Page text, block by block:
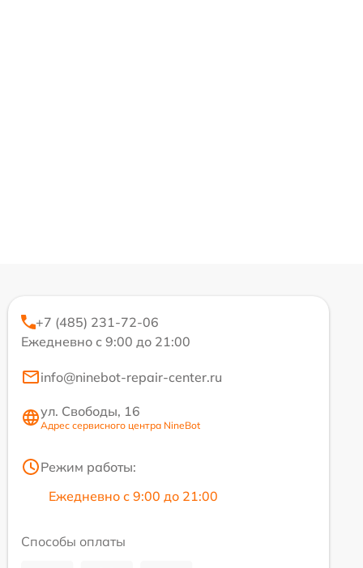
+7 (485) 231-72-06
Ежедневно с 9:00 до 21:00
info@ninebot-repair-center.ru
ул. Свободы, 16
Адрес сервисного центра NineBot
Режим работы:
Ежедневно с 9:00 до 21:00
Способы оплаты